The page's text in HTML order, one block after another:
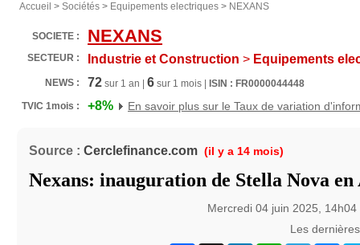
Accueil > Sociétés > Equipements electriques > NEXANS
SOCIETE : NEXANS
SECTEUR : Industrie et Construction > Equipements
NEWS : 72 sur 1 an | 6 sur 1 mois |
ISIN : FR0000044448
TVIC 1mois :
+8% En savoir plus sur le Taux de variation
Source : Cerclefinance.com (il y a 14 mois)
Nexans: inauguration de Stella Nova en
Mercredi 04 juin 2025,
Les